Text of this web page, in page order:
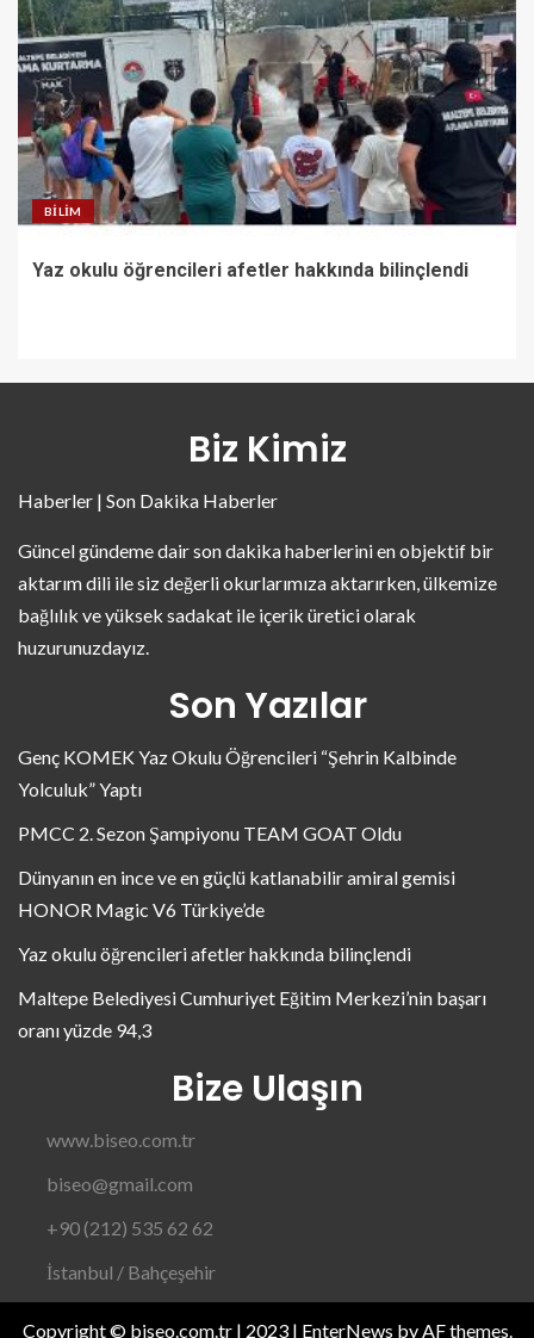
BILIM
Yaz okulu öğrencileri afetler hakkında bilinçlendi
Biz Kimiz
Haberler | Son Dakika Haberler
Güncel gündeme dair son dakika haberlerini en objektif bir
aktarım dili ile siz değerli okurlarımıza aktarırken, ülkemize
bağlılık ve yüksek sadakat ile içerik üretici olarak
huzurunuzdayız.
Son Yazılar
Genç KOMEK Yaz Okulu Öğrencileri “Şehrin Kalbinde
Yolculuk” Yaptı
PMCC 2. Sezon Şampiyonu TEAM GOAT Oldu
Dünyanın en ince ve en güçlü katlanabilir amiral gemisi
HONOR Magic V6 Türkiye’de
Yaz okulu öğrencileri afetler hakkında bilinçlendi
Maltepe Belediyesi Cumhuriyet Eğitim Merkezi’nin başarı
oranı yüzde 94,3
Bize Ulaşın
www.biseo.com.tr
biseo@gmail.com
+90 (212) 535 62 62
İstanbul / Bahçeşehir
Copyright © biseo.com.tr | 2023 | EnterNews by AF themes.